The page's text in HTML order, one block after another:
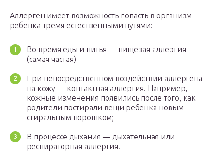
Аллерген имеет возможность попасть в организм
ребенка тремя естественными путями:
Во время еды и питья — пищевая аллергия
(самая частая);
При непосредственном воздействии аллергена
на кожу — контактная аллергия. Например,
кожные изменения появились после того, как
родители постирали вещи ребенка новым
стиральным порошком;
В процессе дыхания — дыхательная или
респираторная аллергия.